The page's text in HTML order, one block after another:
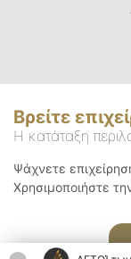
Βρείτε
Η κατάταξη
Ψάχνετε
Χρησιμοποιήστε